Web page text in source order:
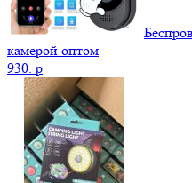
камерой оптом
930. p